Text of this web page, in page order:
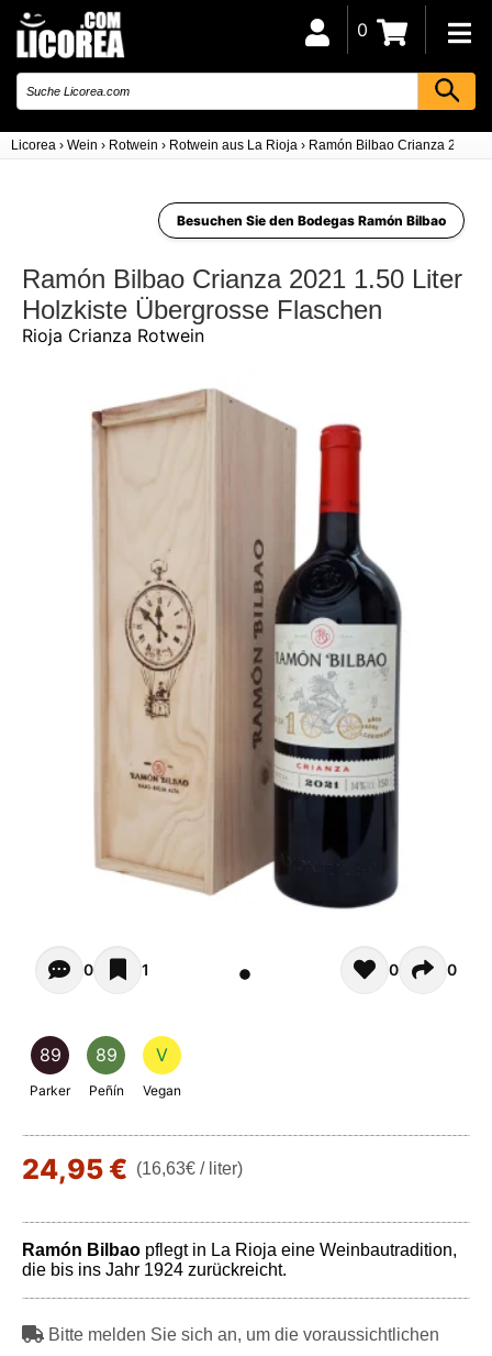
Licorea › Wein › Rotwein › Rotwein aus La Rioja › Ramón Bilbao Crianza 2021
0
Besuchen Sie den Bodegas Ramón Bilbao
Ramón Bilbao Crianza 2021 1.50 Liter
Holzkiste Übergrosse Flaschen
Rioja Crianza Rotwein
Opiniones - Zur Zeit gibt noch keinen Kommentar.
0 1 0 0
89
Parker
89
Peñín
V
Vegan
24,95 € (16,63€ / liter)
Ramón Bilbao pflegt in La Rioja eine Weinbautradition,
die bis ins Jahr 1924 zurückreicht.
Bitte melden Sie sich an, um die voraussichtlichen